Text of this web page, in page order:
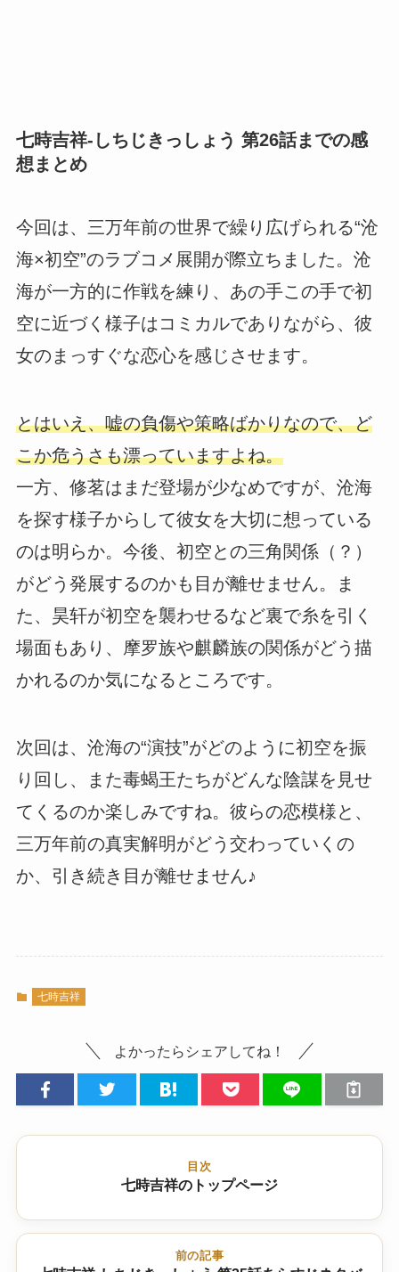
七時吉祥-しちじきっしょう 第26話までの感
想まとめ
今回は、三万年前の世界で繰り広げられる“沧
海×初空”のラブコメ展開が際立ちました。沧
海が一方的に作戦を練り、あの手この手で初
空に近づく様子はコミカルでありながら、彼
女のまっすぐな恋心を感じさせます。
とはいえ、嘘の負傷や策略ばかりなので、ど
こか危うさも漂っていますよね。
一方、修茗はまだ登場が少なめですが、沧海
を探す様子からして彼女を大切に想っている
のは明らか。今後、初空との三角関係（？）
がどう発展するのかも目が離せません。ま
た、昊轩が初空を襲わせるなど裏で糸を引く
場面もあり、摩罗族や麒麟族の関係がどう描
かれるのか気になるところです。
次回は、沧海の“演技”がどのように初空を振
り回し、また毒蝎王たちがどんな陰謀を見せ
てくるのか楽しみですね。彼らの恋模様と、
三万年前の真実解明がどう交わっていくの
か、引き続き目が離せません♪
七時吉祥
よかったらシェアしてね！
目次
七時吉祥のトップページ
前の記事